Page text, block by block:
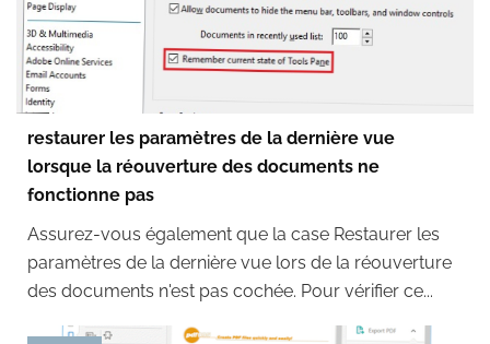
restaurer les paramètres de la dernière vue
lorsque la réouverture des documents ne
fonctionne pas
Assurez-vous également que la case Restaurer les
paramètres de la dernière vue lors de la réouverture
des documents n'est pas cochée. Pour vérifier ce...